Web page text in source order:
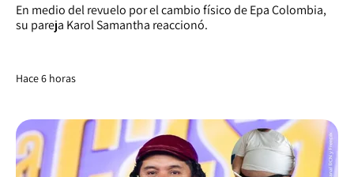
En medio del revuelo por el cambio físico de Epa Colombia,
su pareja Karol Samantha reaccionó.
Hace 6 horas